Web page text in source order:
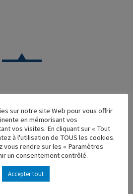
ANNIVERSAIRE
:
sur notre site Web pour vous offrir
en mémorisant vos
vos visites. En cliquant sur « Tout
à l'utilisation de TOUS les cookies.
vous rendre sur les « Paramètres
un consentement contrôlé.
Accepter tout